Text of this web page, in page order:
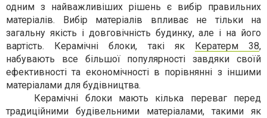
одним з найважливіших рішень є вибір правильних
матеріалів. Вибір матеріалів впливає не тільки на
загальну якість і довговічність будинку, але і на його
вартість. Керамічні блоки, такі як Кератерм 38,
набувають все більшої популярності завдяки своїй
ефективності та економічності в порівнянні з іншими
матеріалами для будівництва.
Керамічні блоки мають кілька переваг перед
традиційними будівельними матеріалами, такими як